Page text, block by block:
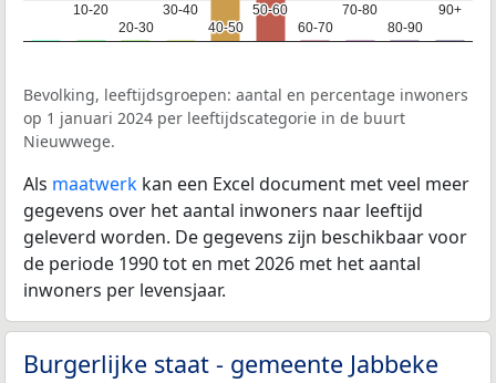
10-20
10-20
20-30
20-30
30-40
30-40
40-50
40-50
50-60
50-60
60-70
60-70
70-80
70-80
80-90
80-90
90+
90+
Bevolking, leeftijdsgroepen: aantal en percentage inwoners
op 1 januari 2024 per leeftijdscategorie in de buurt
Nieuwwege.
Als maatwerk kan een Excel document met veel meer
gegevens over het aantal inwoners naar leeftijd
geleverd worden. De gegevens zijn beschikbaar voor
de periode 1990 tot en met 2026 met het aantal
inwoners per levensjaar.
Burgerlijke staat - gemeente Jabbeke